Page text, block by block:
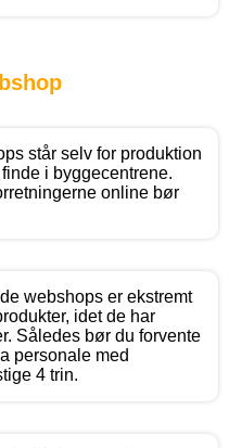
står selv for produktion
i byggecentrene.
online bør
webshops er ekstremt
idet de har
Således bør du forvente
personale med
4 trin.